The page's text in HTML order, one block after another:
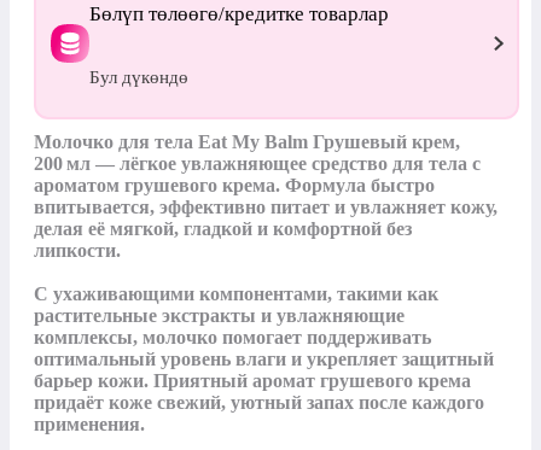
Бөлүп төлөөгө/кредитке товарлар
Бул дүкөндө
Молочко для тела Eat My Balm Грушевый крем,
200 мл — лёгкое увлажняющее средство для тела с
ароматом грушевого крема. Формула быстро
впитывается, эффективно питает и увлажняет кожу,
делая её мягкой, гладкой и комфортной без
липкости.
С ухаживающими компонентами, такими как
растительные экстракты и увлажняющие
комплексы, молочко помогает поддерживать
оптимальный уровень влаги и укрепляет защитный
барьер кожи. Приятный аромат грушевого крема
придаёт коже свежий, уютный запах после каждого
применения.